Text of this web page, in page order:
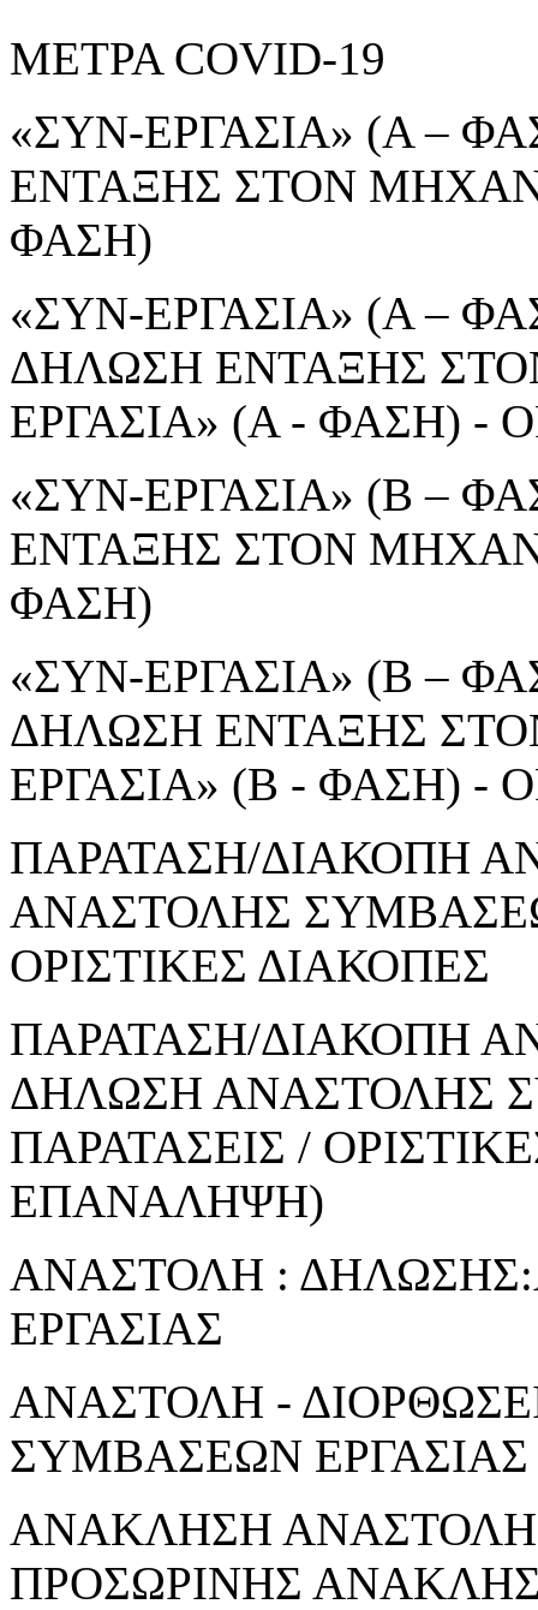
ΜΕΤΡΑ COVID-19
«ΣΥΝ-ΕΡΓΑΣΙΑ» (Α –
ΕΝΤΑΞΗΣ ΣΤΟΝ
ΦΑΣΗ)
«ΣΥΝ-ΕΡΓΑΣΙΑ» (Α –
ΔΗΛΩΣΗ ΕΝΤΑΞΗΣ
ΕΡΓΑΣΙΑ» (Α - ΦΑΣΗ)
«ΣΥΝ-ΕΡΓΑΣΙΑ» (Β –
ΕΝΤΑΞΗΣ ΣΤΟΝ
ΦΑΣΗ)
«ΣΥΝ-ΕΡΓΑΣΙΑ» (Β –
ΔΗΛΩΣΗ ΕΝΤΑΞΗΣ
ΕΡΓΑΣΙΑ» (Β - ΦΑΣΗ)
ΠΑΡΑΤΑΣΗ/ΔΙΑΚΟΠΗ
ΑΝΑΣΤΟΛΗΣ
ΟΡΙΣΤΙΚΕΣ ΔΙΑΚΟΠΕΣ
ΠΑΡΑΤΑΣΗ/ΔΙΑΚΟΠΗ
ΔΗΛΩΣΗ ΑΝΑΣΤΟΛΗΣ
ΠΑΡΑΤΑΣΕΙΣ /
ΕΠΑΝΑΛΗΨΗ)
ΑΝΑΣΤΟΛΗ :
ΕΡΓΑΣΙΑΣ
ΑΝΑΣΤΟΛΗ -
ΣΥΜΒΑΣΕΩΝ
ΑΝΑΚΛΗΣΗ
ΠΡΟΣΩΡΙΝΗΣ